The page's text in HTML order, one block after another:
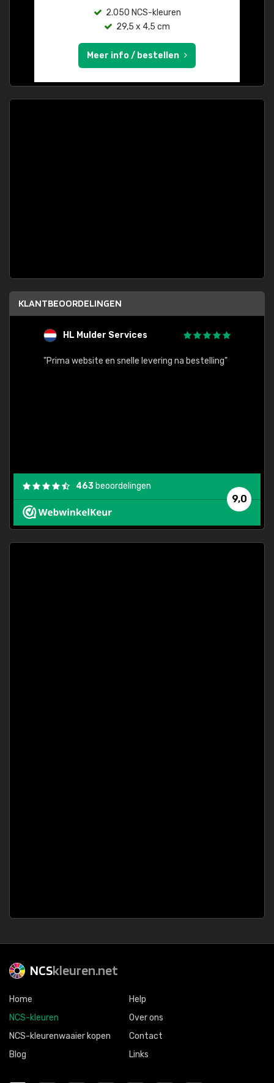
2.050 NCS-kleuren
29,5 x 4,5 cm
Meer info / bestellen
KLANTBEOORDELINGEN
HL Mulder Services
"Prima website en snelle levering na bestelling"
9,0
463 beoordelingen
NCSkleuren.net
Home
NCS-kleuren
NCS-kleurenwaaier kopen
Blog
Help
Over ons
Contact
Links